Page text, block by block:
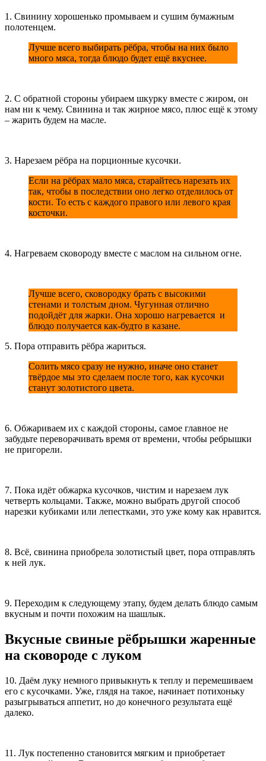
1. Свинину хорошенько промываем и сушим бумажным
полотенцем.
Лучше всего выбирать рёбра, чтобы на них было
много мяса, тогда блюдо будет ещё вкуснее.
2. С обратной стороны убираем шкурку вместе с жиром, он
нам ни к чему. Свинина и так жирное мясо, плюс ещё к этому
– жарить будем на масле.
3. Нарезаем рёбра на порционные кусочки.
Если на рёбрах мало мяса, старайтесь нарезать их
так, чтобы в последствии оно легко отделилось от
кости. То есть с каждого правого или левого края
косточки.
4. Нагреваем сковороду вместе с маслом на сильном огне.
Лучше всего, сковородку брать с высокими
стенами и толстым дном. Чугунная отлично
подойдёт для жарки. Она хорошо нагревается и
блюдо получается как-будто в казане.
5. Пора отправить рёбра жариться.
Солить мясо сразу не нужно, иначе оно станет
твёрдое мы это сделаем после того, как кусочки
станут золотистого цвета.
6. Обжариваем их с каждой стороны, самое главное не
забудьте переворачивать время от времени, чтобы ребрышки
не пригорели.
7. Пока идёт обжарка кусочков, чистим и нарезаем лук
четверть кольцами. Также, можно выбрать другой способ
нарезки кубиками или лепестками, это уже кому как нравится.
8. Всё, свинина приобрела золотистый цвет, пора отправлять
к ней лук.
9. Переходим к следующему этапу, будем делать блюдо самым
вкусным и почти похожим на шашлык.
Вкусные свиные рёбрышки жаренные
на сковороде с луком
10. Даём луку немного привыкнуть к теплу и перемешиваем
его с кусочками. Уже, глядя на такое, начинает потихоньку
разыгрываться аппетит, но до конечного результата ещё
далеко.
11. Лук постепенно становится мягким и приобретает